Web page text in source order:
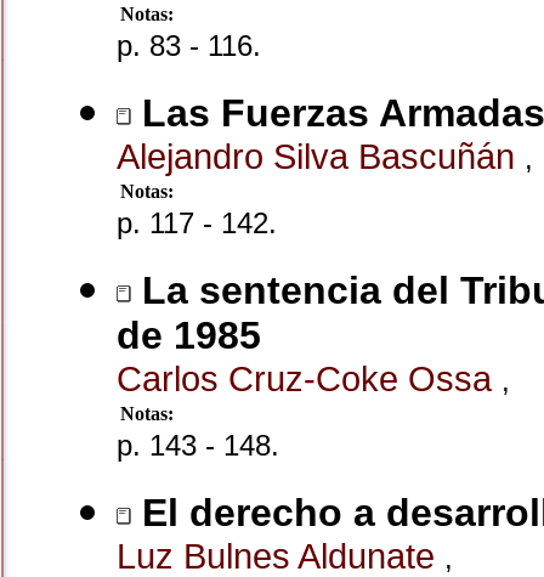
Notas:
p. 83 - 116.
Las Fuerzas
Alejandro Silva Bascuñán ,
Notas:
p. 117 - 142.
La sentencia del
de 1985
Carlos Cruz-Coke Ossa ,
Notas:
p. 143 - 148.
El derecho a
Luz Bulnes Aldunate ,